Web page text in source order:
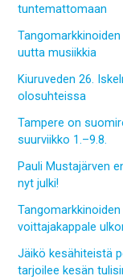
tuntemattomaan
uutta musiikkia
Kiuruveden 26.
olosuhteissa
Tampere on
suurviikko 1.–9.8.
Pauli Mustajärven
nyt julki!
voittajakappale
Jäikö kesähiteistä
tarjoilee kesän